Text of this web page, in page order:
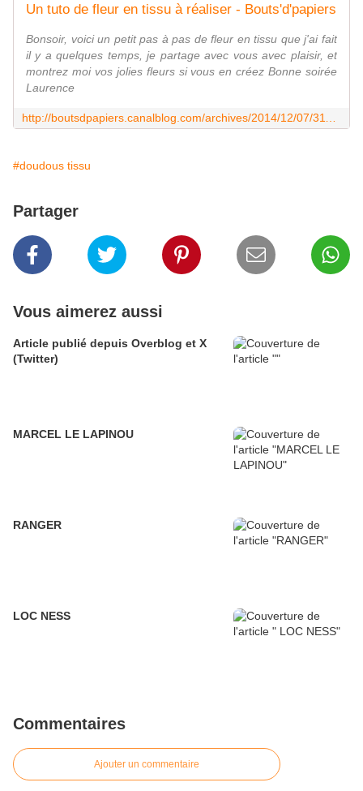
Un tuto de fleur en tissu à réaliser - Bouts'd'papiers
Bonsoir, voici un petit pas à pas de fleur en tissu que j'ai fait
il y a quelques temps, je partage avec vous avec plaisir, et
montrez moi vos jolies fleurs si vous en créez Bonne soirée
Laurence
#doudous tissu
Partager
Vous aimerez aussi
Article publié depuis Overblog et X
(Twitter)
MARCEL LE LAPINOU
RANGER
LOC NESS
Commentaires
Ajouter un commentaire